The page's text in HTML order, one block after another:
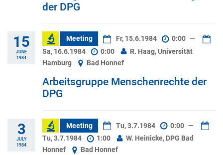
der DPG
15
JUNE
1984
Meeting Fr, 15.6.1984 0:00 —
Sa, 16.6.1984
0:00
R. Haag, Universität
Hamburg
Bad Honnef
Arbeitsgruppe Menschenrechte der
DPG
3
JULY
1984
Meeting Tu, 3.7.1984 0:00 —
Tu, 3.7.1984
1:00
W. Heinicke, DPG Bad
Honnef
Bad Honnef